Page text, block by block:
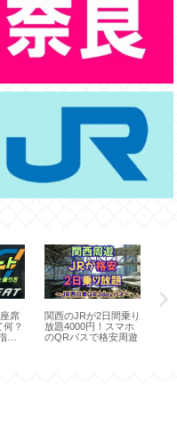
席
何？
定
関西のJRが2日間乗り
放題4000円！スマホ
のQRパスで格安周遊